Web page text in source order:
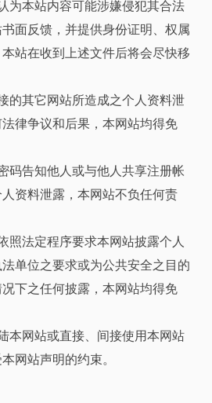
为本站内容可能涉嫌侵犯其合法
面反馈，并提供身份证明、权属
站在收到上述文件后将会尽快移
的其它网站所造成之个人资料泄
律争议和后果，本网站均得免
码告知他人或与他人共享注册帐
资料泄露，本网站不负任何责
照法定程序要求本网站披露个人
单位之要求或为公共安全之目的
下之任何披露，本网站均得免
本网站或直接、间接使用本网站
网站声明的约束。